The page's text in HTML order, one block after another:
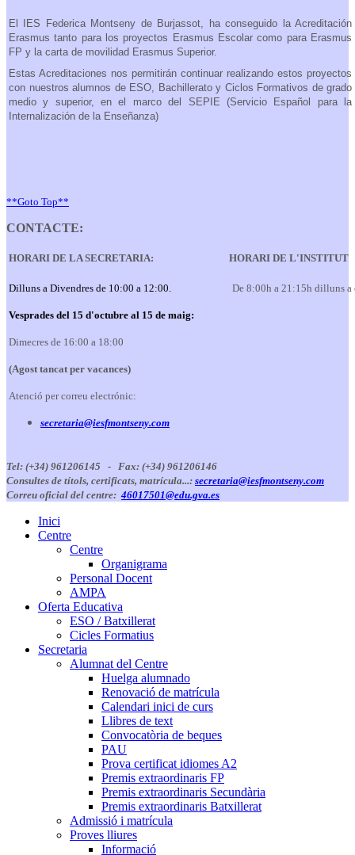
El IES Federica Montseny de Burjassot, ha conseguido la Acreditación
Erasmus tanto para los proyectos Erasmus Escolar como para Erasmus
FP y la carta de movilidad Erasmus Superior.
Estas Acreditaciones nos permitirán continuar realizando estos proyectos
con nuestros alumnos de ESO, Bachillerato y Ciclos Formativos de grado
medio y superior, en el marco del SEPIE (Servicio Español para la
Internalización de la Enseñanza)
**Goto Top**
CONTACTE:
HORARI DE LA SECRETARIA: HORARI DE L'INSTITUT
Dilluns a Divendres de 10:00 a 12:00.
Vesprades del 15 d'octubre al 15 de maig:
Dimecres de 16:00 a 18:00
(Agost tancat per vacances)
Atenció per correu electrónic:
secretaria@iesfmontseny.com
De 8:00h a 21:15h dilluns a
Tel: (+34) 961206145 - Fax: (+34) 961206146
Consultes de títols, certificats, matrícula...: secretaria@iesfmontseny.com
Correu oficial del centre: 46017501@edu.gva.es
Inici
Centre
Centre
Organigrama
Personal Docent
AMPA
Oferta Educativa
ESO / Batxillerat
Cicles Formatius
Secretaria
Alumnat del Centre
Huelga alumnado
Renovació de matrícula
Calendari inici de curs
Llibres de text
Convocatòria de beques
PAU
Prova certificat idiomes A2
Premis extraordinaris FP
Premis extraordinaris Secundària
Premis extraordinaris Batxillerat
Admissió i matrícula
Proves lliures
Informació